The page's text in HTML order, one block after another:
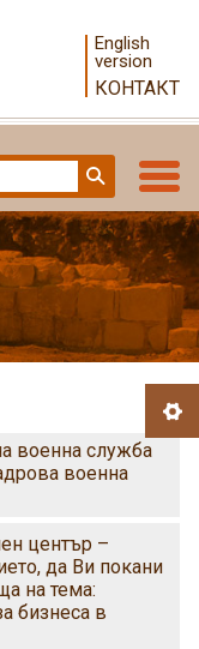
English
version
КОНТАКТ
военна служба
военна
център –
да Ви покани
на тема:
бизнеса в